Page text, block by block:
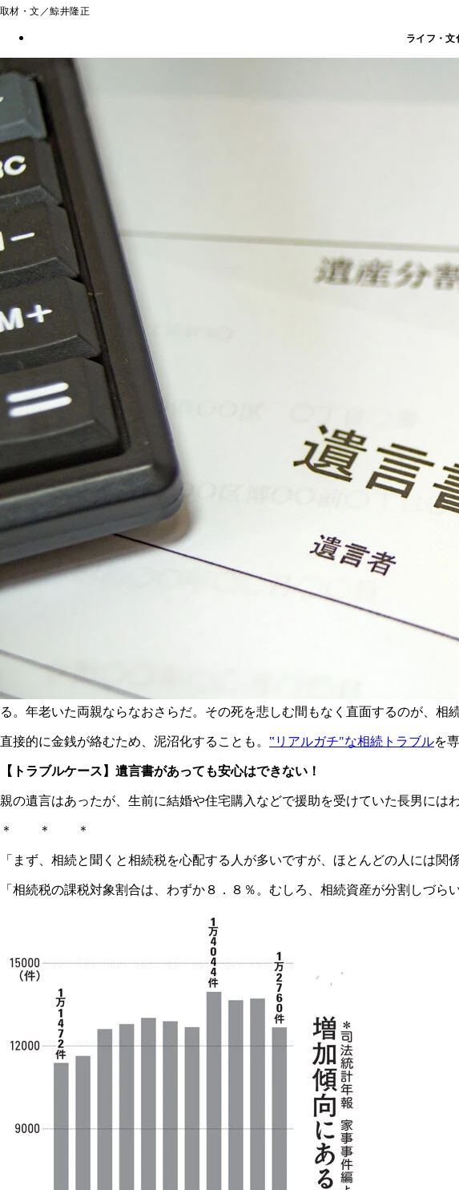
取材・文／鯨井隆正
ライフ・文
る。年老いた両親ならなおさらだ。その死を悲しむ間もなく直面するのが、相続
直接的に金銭が絡むため、泥沼化することも。 ‟リアルガチ"な相続トラブルを
【トラブルケース】遺言書があっても安心はできない！
親の遺言はあったが、生前に結婚や住宅購入などで援助を受けていた長男に
＊ ＊ ＊
「まず、相続と聞くと相続税を心配する人が多いですが、ほとんどの人には
「相続税の課税対象割合は、わずか８．８％。むしろ、相続資産が分割しづ